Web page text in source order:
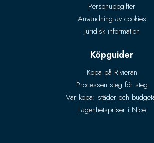
Personuppgifter
Användning av cookies
Juridisk information
Köpguider
Köpa på Rivieran
Processen steg för steg
Var köpa: städer och
Lägenhetspriser i Nice